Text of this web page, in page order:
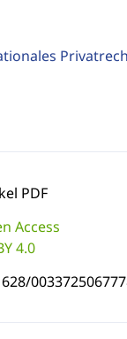
PDF
Access
4.0